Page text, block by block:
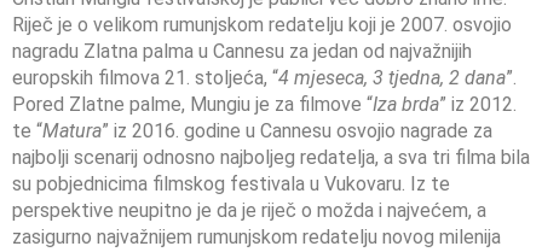
Riječ je o velikom rumunjskom redatelju koji je 2007. osvojio
nagradu Zlatna palma u Cannesu za jedan od najvažnijih
europskih filmova 21. stoljeća, “4 mjeseca, 3 tjedna, 2 dana”.
Pored Zlatne palme, Mungiu je za filmove “Iza brda” iz 2012.
te “Matura” iz 2016. godine u Cannesu osvojio nagrade za
najbolji scenarij odnosno najboljeg redatelja, a sva tri filma bila
su pobjednicima filmskog festivala u Vukovaru. Iz te
perspektive neupitno je da je riječ o možda i najvećem, a
zasigurno najvažnijem rumunjskom redatelju novog milenija